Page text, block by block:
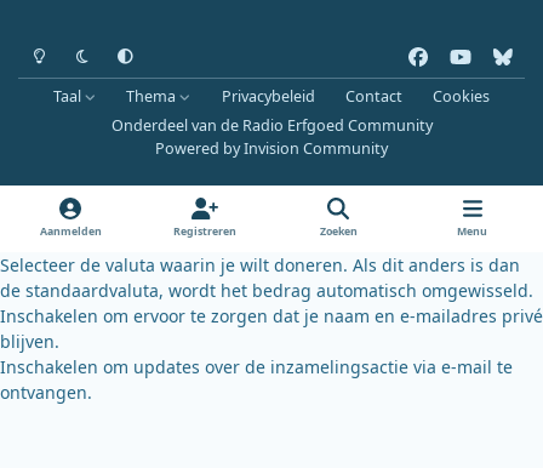
Heldere modus
Donkere modus
Systeemvoorkeur
a
c
e
k
o
u
b
l
u
k
y
Taal Thema Privacybeleid Contact
Cookies
Onderdeel van de Radio Erfgoed Community
Powered byInvision Community
Aanmelden Registreren Zoeken Menu
Selecteer de valuta waarin je wilt doneren. Als dit anders is dan
de standaardvaluta, wordt het bedrag automatisch omgewisseld.
Inschakelen om ervoor te zorgen dat je naam en e-mailadres privé
blijven.
Inschakelen om updates over de inzamelingsactie via e-mail te
ontvangen.